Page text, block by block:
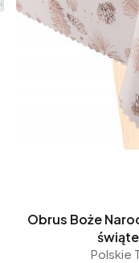
Obrus Boże
Polskie